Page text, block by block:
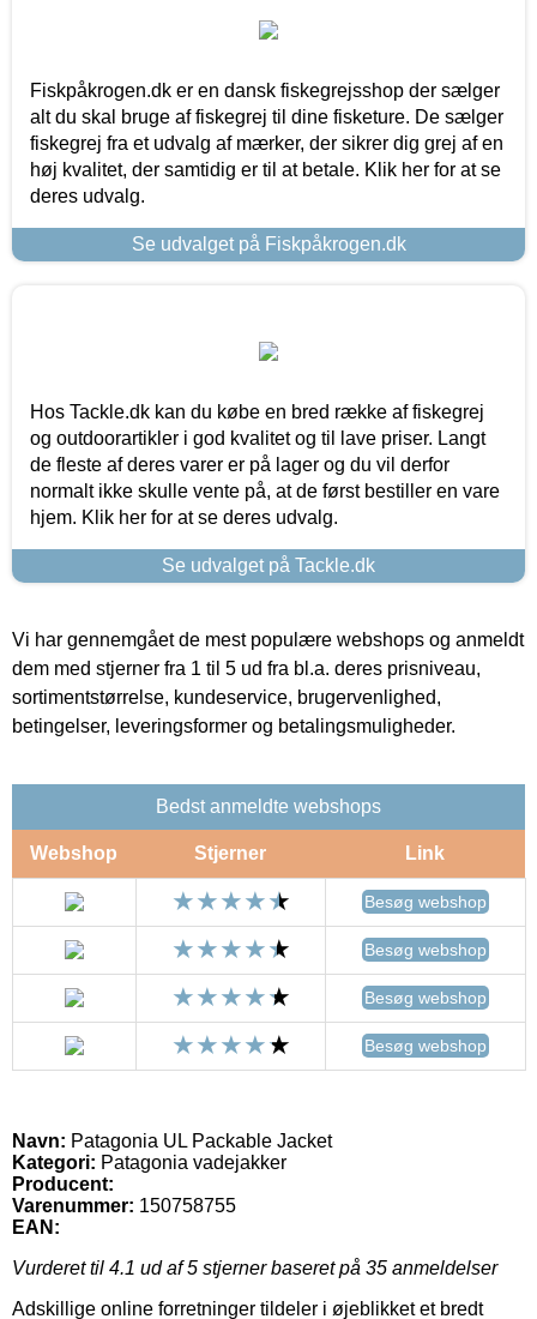
Fiskpåkrogen.dk er en dansk fiskegrejsshop der sælger
alt du skal bruge af fiskegrej til dine fisketure. De sælger
fiskegrej fra et udvalg af mærker, der sikrer dig grej af en
høj kvalitet, der samtidig er til at betale. Klik her for at se
deres udvalg.
Se udvalget på Fiskpåkrogen.dk
Hos Tackle.dk kan du købe en bred række af fiskegrej
og outdoorartikler i god kvalitet og til lave priser. Langt
de fleste af deres varer er på lager og du vil derfor
normalt ikke skulle vente på, at de først bestiller en vare
hjem. Klik her for at se deres udvalg.
Se udvalget på Tackle.dk
Vi har gennemgået de mest populære webshops og anmeldt
dem med stjerner fra 1 til 5 ud fra bl.a. deres prisniveau,
sortimentstørrelse, kundeservice, brugervenlighed,
betingelser, leveringsformer og betalingsmuligheder.
Bedst anmeldte webshops
Webshop Stjerner Link
Besøg webshop
Besøg webshop
Besøg webshop
Besøg webshop
Navn: Patagonia UL Packable Jacket
Kategori: Patagonia vadejakker
Producent:
Varenummer: 150758755
EAN:
Vurderet til 4.1 ud af 5 stjerner baseret på 35 anmeldelser
Adskillige online forretninger tildeler i øjeblikket et bredt